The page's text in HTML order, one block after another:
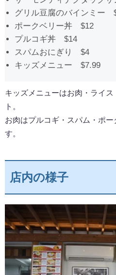
グリル豆腐のバインミー
ポークベリー丼 $12
プルコギ丼 $14
スパムおにぎり $4
キッズメニュー $7.99
キッズメニューはお肉・ライ
ト。
お肉はプルコギ・スパム・ポ
す。
店内の様子